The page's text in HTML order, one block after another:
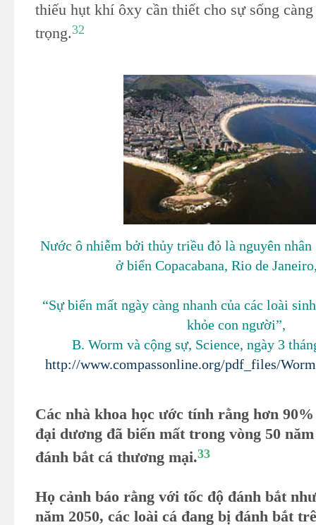
thiếu hụt khí ôxy cần thiết cho sự sống
trọng.32
Nước ô nhiễm bởi thủy triều đỏ là nguyên nhân
ở biển Copacabana, Rio de
“Sự biến mất ngày càng nhanh của các loài
khỏe con người”,
B. Worm và cộng sự, Science, ngày 3
http://www.compassonline.org/pdf_files/
Các nhà khoa học ước tính rằng hơn
đại dương đã biến mất trong vòng 50
đánh bắt cá thương mại.33
Họ cảnh báo rằng với tốc độ đánh bắt
năm 2050, các loài cá đang bị đánh bắt